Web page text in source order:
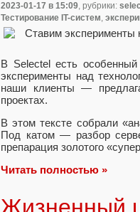
2023-01-17 в 15:09, рубрики:
Тестирование IT-систем,
В Selectel есть
эксперименты над
наши клиенты —
проектах.
В этом тексте собрали
Под катом — разбор
препарация золотого
Читать полностью »